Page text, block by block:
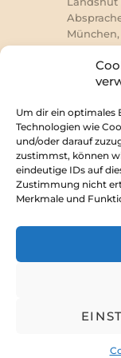
Um dir ein optimales
Technologien wie
und/oder darauf
zustimmst, können
eindeutige IDs auf
Zustimmung nicht
Merkmale und
möglich.